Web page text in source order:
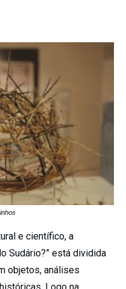
e científico, a
Sudário?” está dividida
objetos, análises